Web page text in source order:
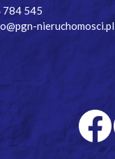
784 545
nieruchomosci.pl